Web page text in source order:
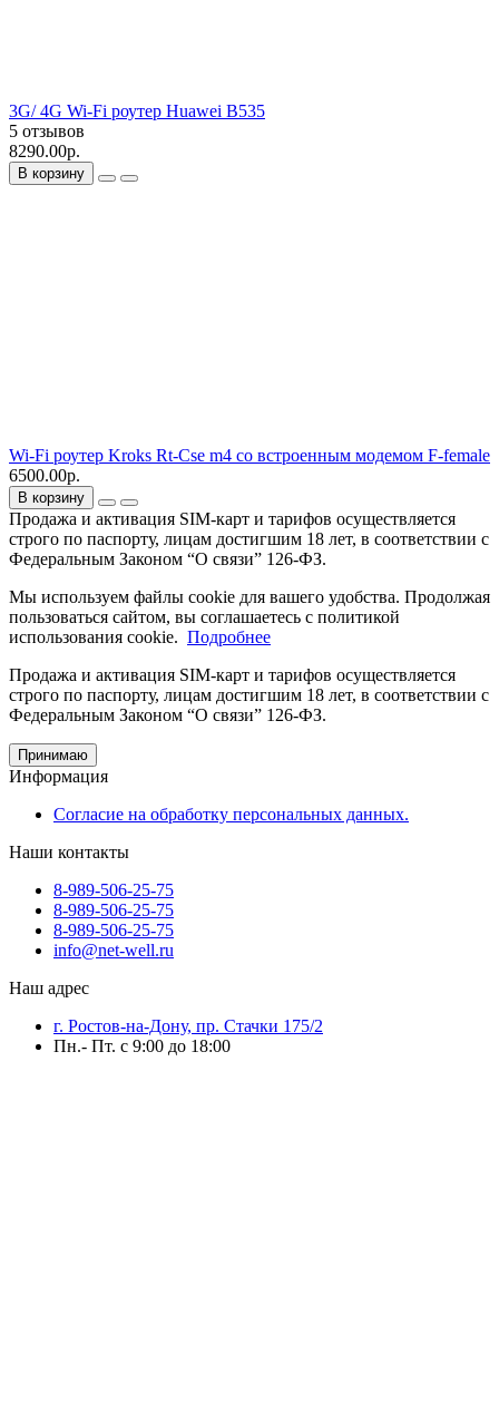
3G/ 4G Wi-Fi роутер Huawei B535
5 отзывов
8290.00р.
В корзину
Wi-Fi роутер Kroks Rt-Cse m4 со встроенным модемом F-female
6500.00р.
В корзину
Продажа и активация SIM-карт и тарифов осуществляется
строго по паспорту, лицам достигшим 18 лет, в соответствии с
Федеральным Законом “О связи” 126-ФЗ.
Мы используем файлы cookie для вашего удобства. Продолжая
пользоваться сайтом, вы соглашаетесь с политикой
использования cookie. Подробнее
Продажа и активация SIM-карт и тарифов осуществляется
строго по паспорту, лицам достигшим 18 лет, в соответствии с
Федеральным Законом “О связи” 126-ФЗ.
Принимаю
Информация
Согласие на обработку персональных данных.
Наши контакты
8-989-506-25-75
8-989-506-25-75
8-989-506-25-75
info@net-well.ru
Наш адрес
г. Ростов-на-Дону, пр. Стачки 175/2
Пн.- Пт. с 9:00 до 18:00